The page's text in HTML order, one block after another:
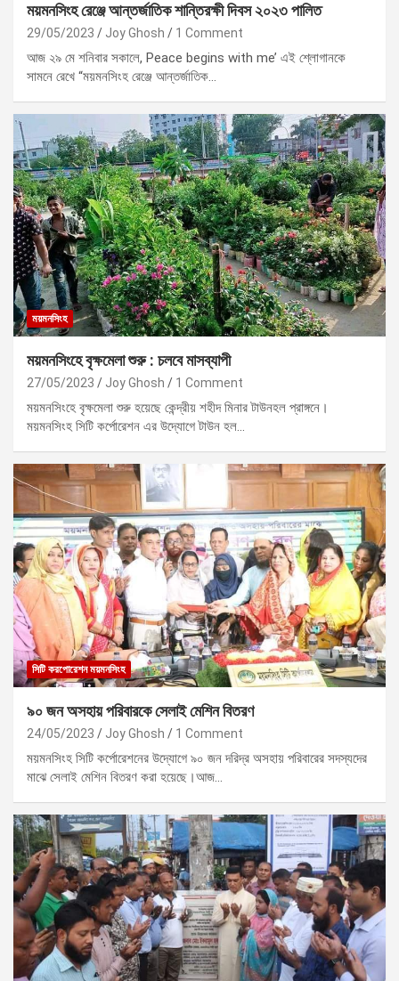
ময়মনসিংহ রেঞ্জে আন্তর্জাতিক শান্তিরক্ষী দিবস ২০২৩ পালিত
29/05/2023 Joy Ghosh 1 Comment
আজ ২৯ মে শনিবার সকালে, Peace begins with me’ এই শ্লোগানকে
সামনে রেখে “ময়মনসিংহ রেঞ্জে আন্তর্জাতিক…
ময়মনসিংহ
ময়মনসিংহে বৃক্ষমেলা শুরু : চলবে মাসব্যাপী
27/05/2023 Joy Ghosh 1 Comment
ময়মনসিংহে বৃক্ষমেলা শুরু হয়েছে কেন্দ্রীয় শহীদ মিনার টাউনহল প্রাঙ্গনে।
ময়মনসিংহ সিটি কর্পোরেশন এর উদ্যোগে টাউন হল…
সিটি করপোরেশন ময়মনসিংহ
৯০ জন অসহায় পরিবারকে সেলাই মেশিন বিতরণ
24/05/2023 Joy Ghosh 1 Comment
ময়মনসিংহ সিটি কর্পোরেশনের উদ্যোগে ৯০ জন দরিদ্র অসহায় পরিবারের সদস্যদের
মাঝে সেলাই মেশিন বিতরণ করা হয়েছে।আজ…